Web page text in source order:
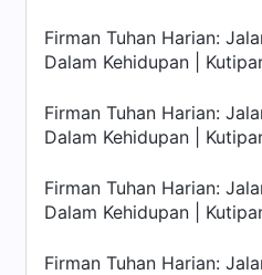
Firman Tuhan Harian:
Dalam Kehidupan |
Firman Tuhan Harian:
Dalam Kehidupan |
Firman Tuhan Harian:
Dalam Kehidupan |
Firman Tuhan Harian: